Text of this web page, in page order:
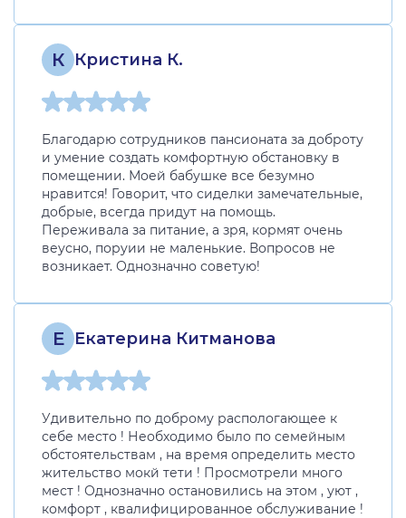
К Кристина К.
Благодарю сотрудников пансионата за доброту
и умение создать комфортную обстановку в
помещении. Моей бабушке все безумно
нравится! Говорит, что сиделки замечательные,
добрые, всегда придут на помощь.
Переживала за питание, а зря, кормят очень
веусно, поруии не маленькие. Вопросов не
возникает. Однозначно советую!
Е Екатерина Китманова
Удивительно по доброму распологающее к
себе место ! Необходимо было по семейным
обстоятельствам , на время определить место
жительство мокй тети ! Просмотрели много
мест ! Однозначно остановились на этом , уют ,
комфорт , квалифицированное обслуживание !